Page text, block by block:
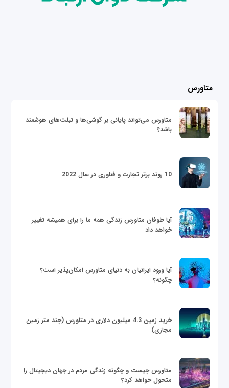
متاورس
متاورس می‌تواند پایانی بر گوشی‌ها و تبلت‌های هوشمند
باشد؟
10 روند برتر تجارت و فناوری در سال 2022
آیا طوفان متاورس زندگی همه ما را برای همیشه تغییر
خواهد داد
آیا ورود ایرانیان به دنیای متاورس امکان‌پذیر است؟
چگونه؟
خرید زمین 4.3 میلیون دلاری در متاورس (چند متر زمین
مجازی)
متاورس چیست و چگونه زندگی مردم در جهان دیجیتال را
متحول خواهد کرد؟